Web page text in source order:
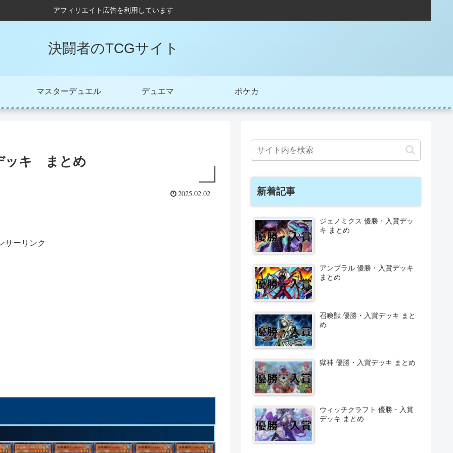
アフィリエイト広告を利用しています
決闘者のTCGサイト
マスターデュエル デュエマ ポケカ
ッキ まとめ
2025.02.02
サーリンク
新着記事
ジェノミクス 優勝・入賞デッ
キ まとめ
アンブラル 優勝・入賞デッキ
まとめ
召喚獣 優勝・入賞デッキ まと
め
獄神 優勝・入賞デッキ まとめ
ウィッチクラフト 優勝・入賞
デッキ まとめ